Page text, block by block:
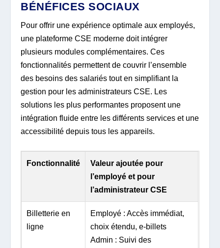
BÉNÉFICES SOCIAUX
Pour offrir une expérience optimale aux employés,
une plateforme CSE moderne doit intégrer
plusieurs modules complémentaires. Ces
fonctionnalités permettent de couvrir l’ensemble
des besoins des salariés tout en simplifiant la
gestion pour les administrateurs CSE. Les
solutions les plus performantes proposent une
intégration fluide entre les différents services et une
accessibilité depuis tous les appareils.
Fonctionnalité
Valeur ajoutée pour
l’employé et pour
l’administrateur CSE
Billetterie en
ligne
Employé : Accès immédiat,
choix étendu, e-billets
Admin : Suivi des